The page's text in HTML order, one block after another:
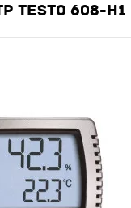
TESTO 608-H1